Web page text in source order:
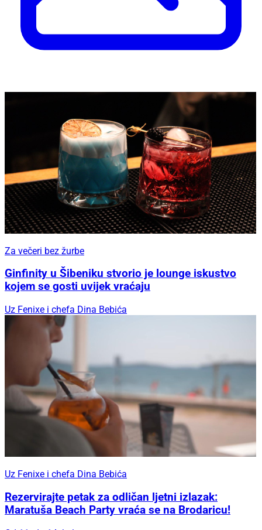
Za večeri bez žurbe
Ginfinity u Šibeniku stvorio je lounge iskustvo
kojem se gosti uvijek vraćaju
Uz Fenixe i chefa Dina Bebića
Uz Fenixe i chefa Dina Bebića
Rezervirajte petak za odličan ljetni izlazak:
Maratuša Beach Party vraća se na Brodaricu!